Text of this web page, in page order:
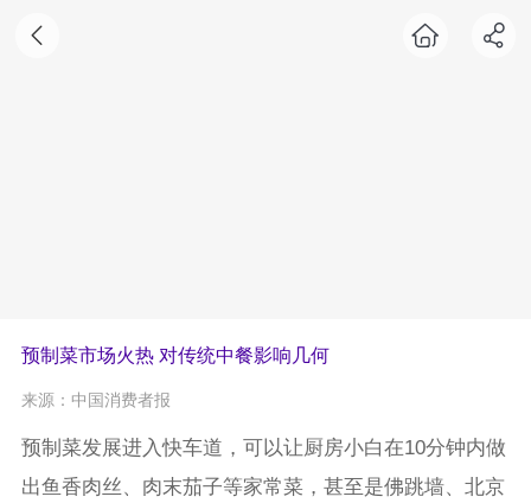
预制菜市场火热 对传统中餐影响几何
来源：中国消费者报
预制菜发展进入快车道，可以让厨房小白在10分钟内做
出鱼香肉丝、肉末茄子等家常菜，甚至是佛跳墙、北京